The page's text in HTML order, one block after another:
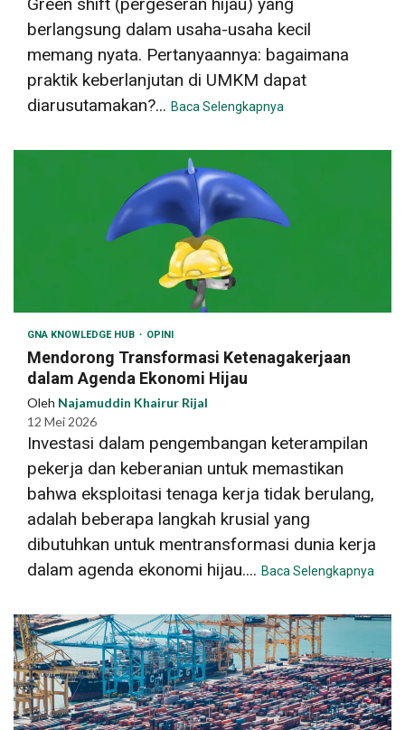
berlangsung dalam usaha-usaha kecil
memang nyata. Pertanyaannya: bagaimana
praktik keberlanjutan di UMKM dapat
diarusutamakan?... Baca Selengkapnya
GNA KNOWLEDGE HUB OPINI
Mendorong Transformasi Ketenagakerjaan
dalam Agenda Ekonomi Hijau
Oleh Najamuddin Khairur Rijal
12 Mei 2026
Investasi dalam pengembangan keterampilan
pekerja dan keberanian untuk memastikan
bahwa eksploitasi tenaga kerja tidak berulang,
adalah beberapa langkah krusial yang
dibutuhkan untuk mentransformasi dunia kerja
dalam agenda ekonomi hijau.... Baca Selengkapnya